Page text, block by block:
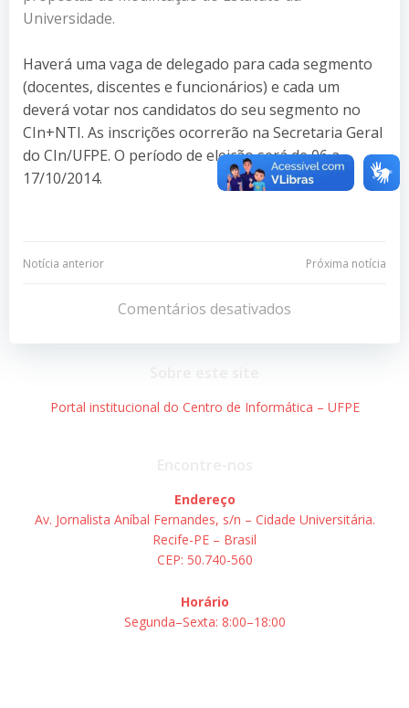
Universidade.
Haverá uma vaga de delegado para cada segmento
(docentes, discentes e funcionários) e cada um
deverá votar nos candidatos do seu segmento no
CIn+NTI. As inscrições ocorrerão na Secretaria Geral
do CIn/UFPE. O período de eleição será de 06 a
17/10/2014.
Navegação
Post
Notícia anterior
Navegação
de
Post
Próxima notícia
Comentários desativados
Portal institucional do Centro de Informática – UFPE
Endereço
Av. Jornalista Aníbal Fernandes, s/n – Cidade Universitária.
Recife-PE – Brasil
CEP: 50.740-560
Horário
Segunda–Sexta: 8:00–18:00